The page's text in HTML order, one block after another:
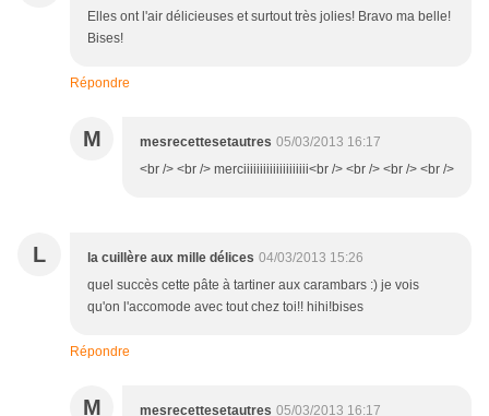
Elles ont l'air délicieuses et surtout très jolies! Bravo ma belle!
Bises!
Répondre
M mesrecettesetautres 05/03/2013 16:17
<br /> <br /> merciiiiiiiiiiiiiiiiiiii<br /> <br /> <br /> <br />
L la cuillère aux mille délices 04/03/2013 15:26
quel succès cette pâte à tartiner aux carambars :) je vois
qu'on l'accomode avec tout chez toi!! hihi!bises
Répondre
M mesrecettesetautres 05/03/2013 16:17